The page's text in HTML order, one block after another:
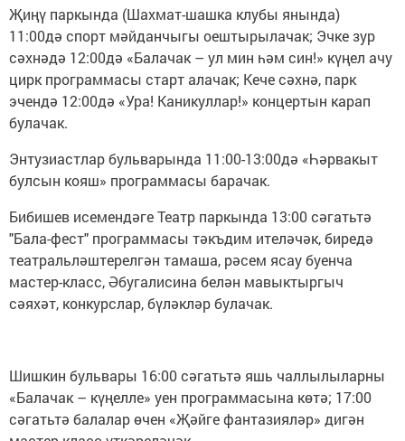
Җиңү паркында (Шахмат-шашка клубы янында)
11:00дә спорт мәйданчыгы оештырылачак; Эчке зур
сәхнәдә 12:00дә «Балачак – ул мин һәм син!» күңел ачу
цирк программасы старт алачак; Кече сәхнә, парк
эчендә 12:00дә «Ура! Каникуллар!» концертын карап
булачак.
Энтузиастлар бульварында 11:00-13:00дә «Һәрвакыт
булсын кояш» программасы барачак.
Бибишев исемендәге Театр паркында 13:00 сәгатьтә
"Бала-фест" программасы тәкъдим ителәчәк, биредә
театральләштерелгән тамаша, рәсем ясау буенча
мастер-класс, Әбугалисина белән мавыктыргыч
сәяхәт, конкурслар, бүләкләр булачак.
Шишкин бульвары 16:00 сәгатьтә яшь чаллылыларны
«Балачак – күңелле» уен программасына көтә; 17:00
сәгатьтә балалар өчен «Җәйге фантазияләр» дигән